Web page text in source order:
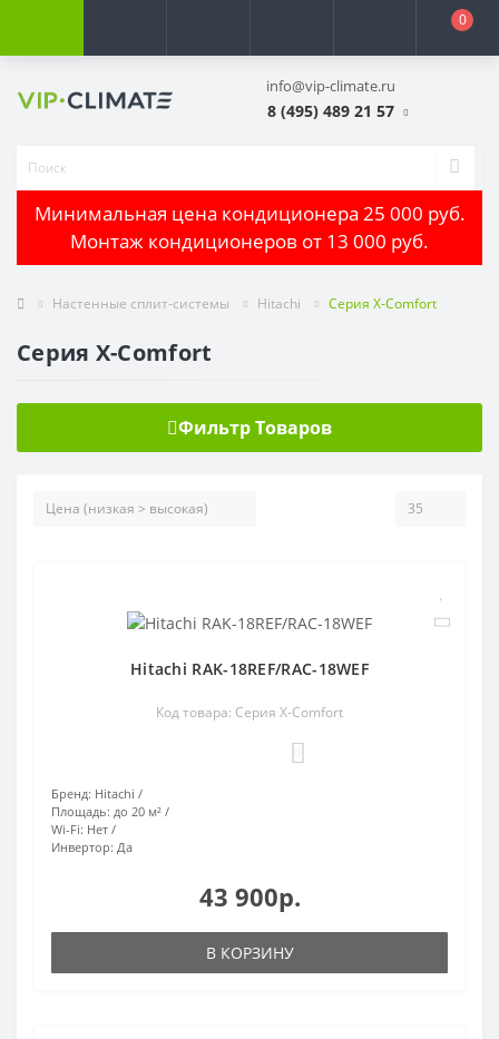
0
info@vip-climate.ru
8 (495) 489 21 57
Минимальная цена кондиционера 25 000 руб.
Монтаж кондиционеров от 13 000 руб.
Настенные сплит-системы Hitachi Серия X-Comfort
Серия X-Comfort
Фильтр Товаров
Hitachi RAK-18REF/RAC-18WEF
Код товара: Серия X-Comfort
Бренд: Hitachi
Площадь: до 20 м²
Wi-Fi: Нет
Инвертор: Да
43 900р.
В КОРЗИНУ